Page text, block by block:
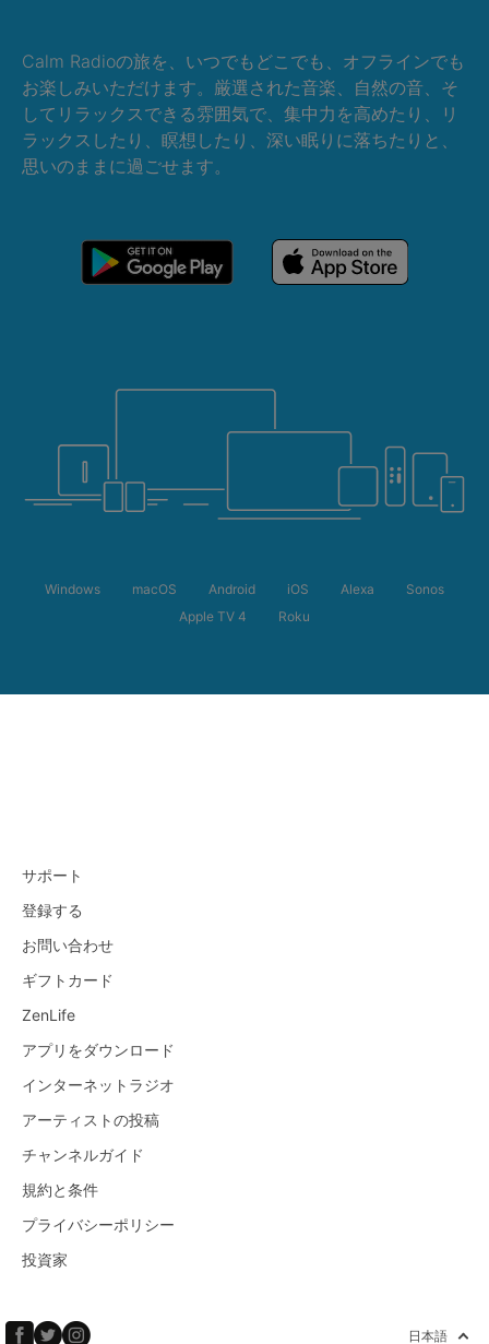
Calm Radioの旅を、いつでもどこでも、オフラインでも
お楽しみいただけます。厳選された音楽、自然の音、そ
してリラックスできる雰囲気で、集中力を高めたり、リ
ラックスしたり、瞑想したり、深い眠りに落ちたりと、
思いのままに過ごせます。
Windows macOS Android iOS Alexa
Sonos
Apple TV 4
Roku
サポート
登録する
お問い合わせ
ギフトカード
ZenLife
アプリをダウンロード
インターネットラジオ
アーティストの投稿
チャンネルガイド
規約と条件
プライバシーポリシー
投資家
日本語